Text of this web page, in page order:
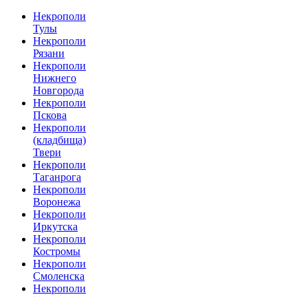
Некрополи
Тулы
Некрополи
Рязани
Некрополи
Нижнего
Новгорода
Некрополи
Пскова
Некрополи
(кладбища)
Твери
Некрополи
Таганрога
Некрополи
Воронежа
Некрополи
Иркутска
Некрополи
Костромы
Некрополи
Смоленска
Некрополи